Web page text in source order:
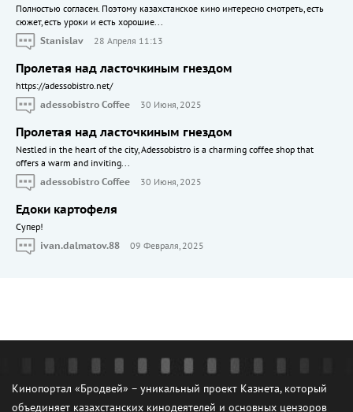
Полностью согласен. Поэтому казахстанское кино интересно смотреть, есть
сюжет, есть уроки и есть хорошие...
Stanislav
28 Апреля 11:13
Пролетая над ласточкиным гнездом
https://adessobistro.net/
adessobistro Coffee
30 Июня, 2025
Пролетая над ласточкиным гнездом
Nestled in the heart of the city, Adessobistro is a charming coffee shop that
offers a warm and inviting...
adessobistro Coffee
30 Июня, 2025
Едоки картофеля
Cупер!
ivan.dalmatov.88
09 Февраля, 2025
Кинопортал «Бродвей» – уникальный проект Казнета, который
объединяет казахстанских кинодеятелей и основных цензоров